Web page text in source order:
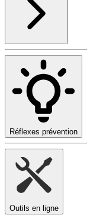
Réflexes prévention
Outils en ligne